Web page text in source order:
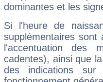
dominantes et les
Si l'heure de
supplémentaires sont
l'accentuation des
cadentes), ainsi que
des indications sur